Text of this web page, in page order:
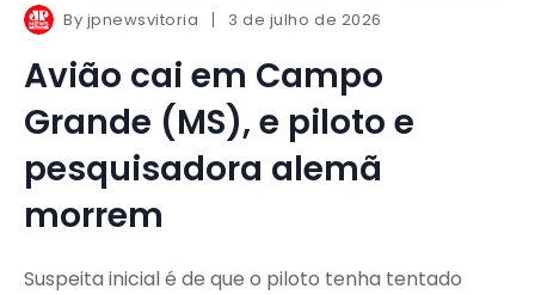
By jpnewsvitoria 3 de julho de 2026
Avião cai em Campo
Grande (MS), e piloto e
pesquisadora alemã
morrem
Suspeita inicial é de que o piloto tenha tentado